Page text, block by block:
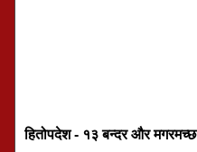
हितोपदेश - १३ बन्दर और मगरमच्छ